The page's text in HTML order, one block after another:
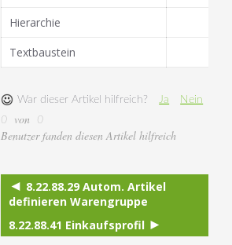
Hierarchie
Textbaustein
War dieser Artikel hilfreich? Ja
Nein
0
von 0
Benutzer fanden diesen Artikel hilfreich
8.22.88.29 Autom. Artikel
definieren Warengruppe
8.22.88.41 Einkaufsprofil